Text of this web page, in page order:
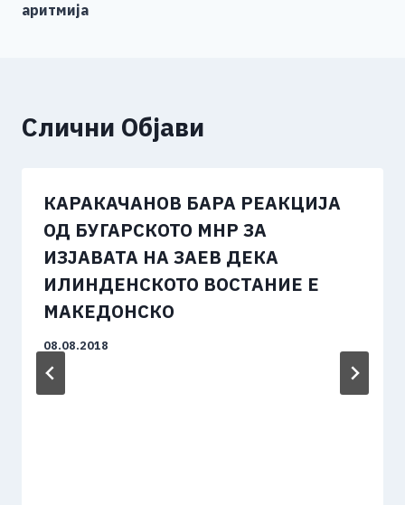
аритмија
Слични Објави
КАРАКАЧАНОВ БАРА РЕАКЦИЈА
ОД БУГАРСКОТО МНР ЗА
ИЗЈАВАТА НА ЗАЕВ ДЕКА
ИЛИНДЕНСКОТО ВОСТАНИЕ Е
МАКЕДОНСКО
08.08.2018